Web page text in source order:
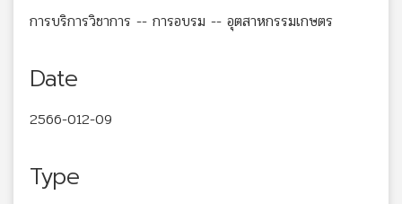
การบริการวิชาการ -- การอบรม -- อุตสาหกรรมเกษตร
Date
2566-012-09
Type